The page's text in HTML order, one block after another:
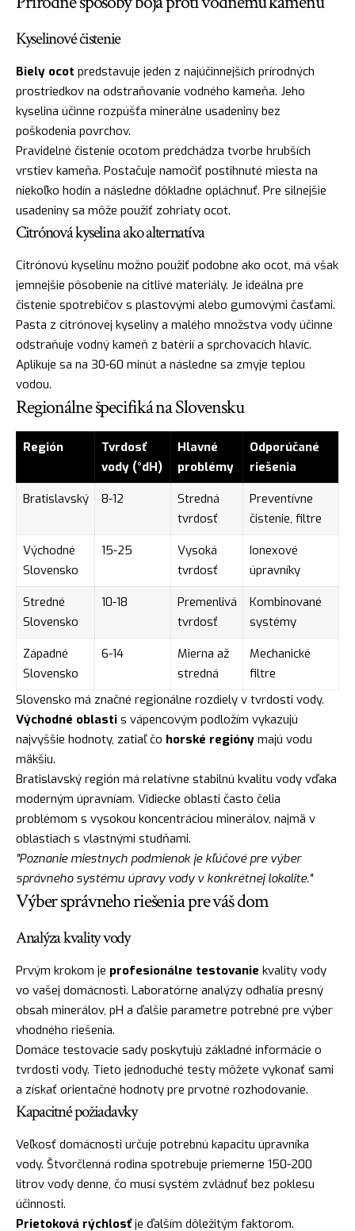
Kyselinové čistenie
Biely ocot predstavuje jeden z najúčinnejších prírodných
prostriedkov na odstraňovanie vodného kameňa. Jeho
kyselina účinne rozpúšťa minerálne usadeniny bez
poškodenia povrchov.
Pravidelné čistenie ocotom predchádza tvorbe hrubších
vrstiev kameňa. Postačuje namočiť postihnuté miesta na
niekoľko hodín a následne dôkladne opláchnuť. Pre silnejšie
usadeniny sa môže použiť zohriaty ocot.
Citrónová kyselina ako alternatíva
Citrónovú kyselinu možno použiť podobne ako ocot, má však
jemnejšie pôsobenie na citlivé materiály. Je ideálna pre
čistenie spotrebičov s plastovými alebo gumovými časťami.
Pasta z citrónovej kyseliny a malého množstva vody účinne
odstraňuje vodný kameň z batérií a sprchovacích hlavíc.
Aplikuje sa na 30-60 minút a následne sa zmyje teplou
vodou.
Regionálne špecifiká na Slovensku
Región
Tvrdosť
vody (°dH)
Hlavné
problémy
Odporúčané
riešenia
Bratislavský
8-12
Stredná
tvrdosť
Preventívne
čistenie, filtre
Východné
Slovensko
15-25
Vysoká
tvrdosť
Ionexové
úpravníky
Stredné
Slovensko
10-18
Premenlivá
tvrdosť
Kombinované
systémy
Západné
Slovensko
6-14
Mierna až
stredná
Mechanické
filtre
Slovensko má značné regionálne rozdiely v tvrdosti vody.
Východné oblasti s vápencovým podložím vykazujú
najvyššie hodnoty, zatiaľ čo horské regióny majú vodu
mäkšiu.
Bratislavský región má relatívne stabilnú kvalitu vody vďaka
moderným úpravníam. Vidiecke oblasti často čelia
problémom s vysokou koncentráciou minerálov, najmä v
oblastiach s vlastnými studňami.
"Poznanie miestnych podmienok je kľúčové pre výber
správneho systému úpravy vody v konkrétnej lokalite."
Výber správneho riešenia pre váš dom
Analýza kvality vody
Prvým krokom je profesionálne testovanie kvality vody
vo vašej domácnosti. Laboratórne analýzy odhalía presný
obsah minerálov, pH a ďalšie parametre potrebné pre výber
vhodného riešenia.
Domáce testovacie sady poskytujú základné informácie o
tvrdosti vody. Tieto jednoduché testy môžete vykonať sami
a získať orientačné hodnoty pre prvotné rozhodovanie.
Kapacitné požiadavky
Veľkosť domácnosti určuje potrebnú kapacitu úpravníka
vody. Štvorčlenná rodina spotrebuje priemerne 150-200
litrov vody denne, čo musí systém zvládnuť bez poklesu
účinnosti.
Prietoková rýchlosťje ďalším dôležitým faktorom.